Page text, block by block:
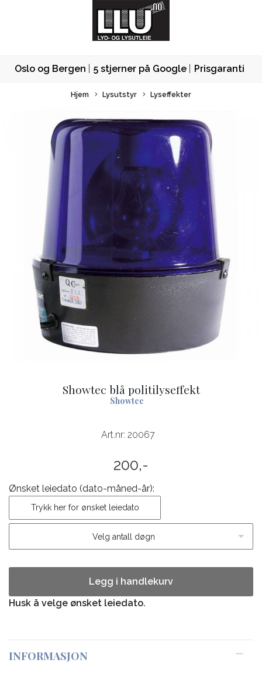
Oslo og Bergen 5 stjerner på Google Prisgaranti
Hjem Lysutstyr Lyseffekter
Showtec blå politilyseffekt
Showtec
Art.nr: 20067
200,-
Ønsket leiedato (dato-måned-år):
Velg antall døgn
Legg i handlekurv
Husk å velge ønsket leiedato.
INFORMASJON